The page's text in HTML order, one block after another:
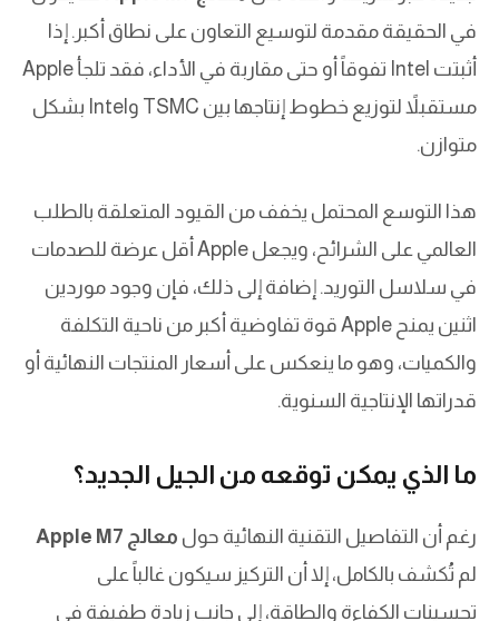
في الحقيقة مقدمة لتوسيع التعاون على نطاق أكبر. إذا
أثبتت Intel تفوقاً أو حتى مقاربة في الأداء، فقد تلجأ Apple
مستقبلاً لتوزيع خطوط إنتاجها بين TSMC وIntel بشكل
متوازن.
هذا التوسع المحتمل يخفف من القيود المتعلقة بالطلب
العالمي على الشرائح، ويجعل Apple أقل عرضة للصدمات
في سلاسل التوريد. إضافة إلى ذلك، فإن وجود موردين
اثنين يمنح Apple قوة تفاوضية أكبر من ناحية التكلفة
والكميات، وهو ما ينعكس على أسعار المنتجات النهائية أو
قدراتها الإنتاجية السنوية.
ما الذي يمكن توقعه من الجيل الجديد؟
رغم أن التفاصيل التقنية النهائية حول معالج Apple M7
لم تُكشف بالكامل، إلا أن التركيز سيكون غالباً على
تحسينات الكفاءة والطاقة، إلى جانب زيادة طفيفة في